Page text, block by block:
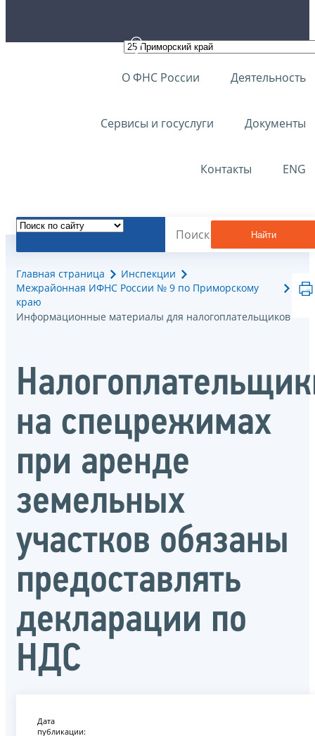
О ФНС России Деятельность
Сервисы и госуслуги Документы
Контакты ENG
Найти
Главная страница
Инспекции
Межрайонная ИФНС России № 9 по Приморскому
краю
Информационные материалы для налогоплательщиков
на спецрежимах
при аренде
земельных
участков обязаны
предоставлять
декларации по
НДС
Дата
публикации: